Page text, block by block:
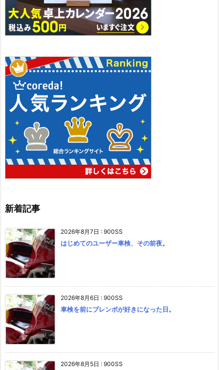
新着記事
2026年8月7日 : 900SS
はじめてのユーザー車検、その前夜。
2026年8月6日 : 900SS
車検を前にブレンボが好きになった日。
2026年8月5日 : 900SS